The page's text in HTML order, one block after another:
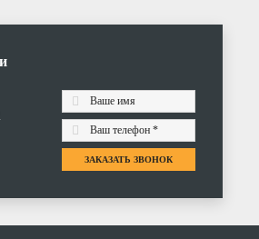
ЗАКАЗАТЬ ЗВОНОК